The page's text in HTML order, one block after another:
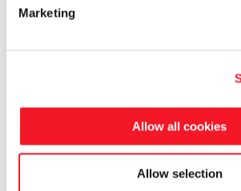
Marketing
Allow all cookies
Allow selection
BIGBAG ANLÆG
STRÆKFILMVIKLER OG